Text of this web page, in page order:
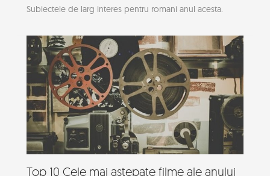
Subiectele de larg interes pentru romani anul acesta.
Top 10 Cele mai astepate filme ale anului